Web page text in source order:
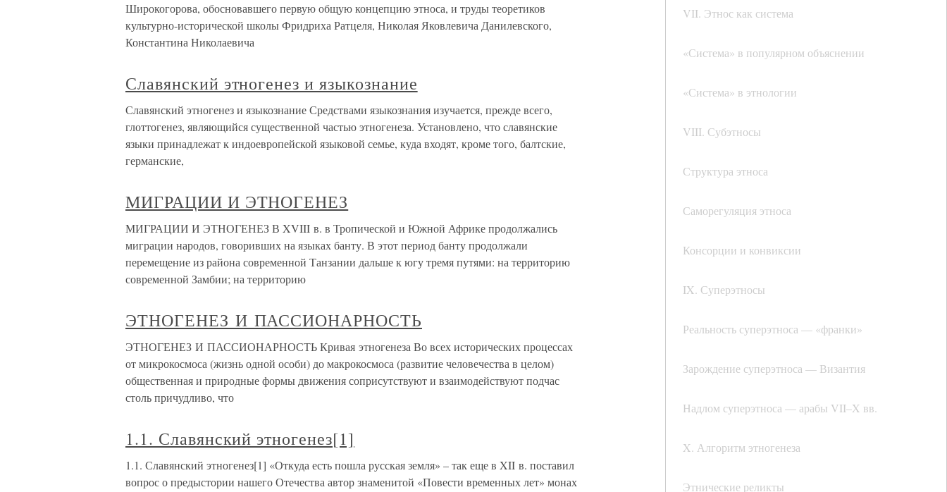
VII. Этнос как система
«Система» в популярном объяснении
«Система» в этнологии
VIII. Субэтносы
Структура этноса
Саморегуляция этноса
Консорции и конвиксии
IX. Суперэтносы
Реальность суперэтноса — «франки»
Зарождение суперэтноса — Византия
Надлом суперэтноса — арабы VII–X вв.
X. Алгоритм этногенеза
Этнические реликты
Широкогорова, обосновавшего первую общую концепцию этноса, и труды теоретиков
культурно-исторической школы Фридриха Ратцеля, Николая Яковлевича Данилевского,
Константина Николаевича
Славянский этногенез и языкознание
Славянский этногенез и языкознание Средствами языкознания изучается, прежде всего,
глоттогенез, являющийся существенной частью этногенеза. Установлено, что славянские
языки принадлежат к индоевропейской языковой семье, куда входят, кроме того, балтские,
германские,
МИГРАЦИИ И ЭТНОГЕНЕЗ
МИГРАЦИИ И ЭТНОГЕНЕЗ В XVIII в. в Тропической и Южной Африке продолжались
миграции народов, говоривших на языках банту. В этот период банту продолжали
перемещение из района современной Танзании дальше к югу тремя путями: на территорию
современной Замбии; на территорию
ЭТНОГЕНЕЗ И ПАССИОНАРНОСТЬ
ЭТНОГЕНЕЗ И ПАССИОНАРНОСТЬ Кривая этногенеза Во всех исторических процессах
от микрокосмоса (жизнь одной особи) до макрокосмоса (развитие человечества в целом)
общественная и природные формы движения соприсутствуют и взаимодействуют подчас
столь причудливо, что
1.1. Славянский этногенез[1]
1.1. Славянский этногенез[1] «Откуда есть пошла русская земля» – так еще в XII в. поставил
вопрос о предыстории нашего Отечества автор знаменитой «Повести временных лет» монах